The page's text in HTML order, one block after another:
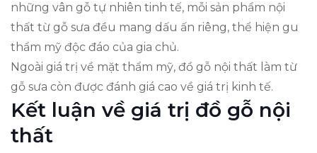
những vân gỗ tự nhiên tinh tế, mỗi sản phẩm nội
thất từ gỗ sưa đều mang dấu ấn riêng, thể hiện gu
thẩm mỹ độc đáo của gia chủ.
Ngoài giá trị về mặt thẩm mỹ, đồ gỗ nội thất làm từ
gỗ sưa còn được đánh giá cao về giá trị kinh tế.
Kết luận về giá trị đồ gỗ nội
thất